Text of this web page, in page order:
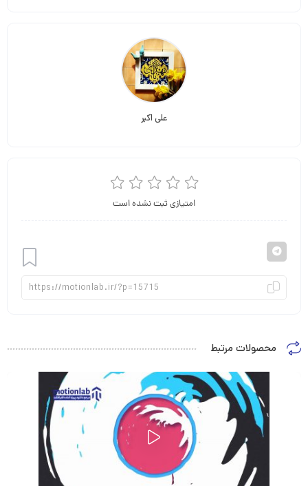
علی اکبر
افزودن
امتیازی ثبت نشده است
محصولات مرتبط